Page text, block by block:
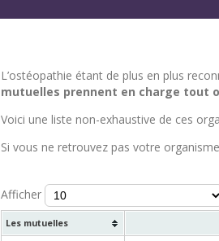
L’ostéopathie étant de plus en plus
mutuelles prennent en charge tout
Voici une liste non-exhaustive de ces
Si vous ne retrouvez pas votre
Afficher
Les mutuelles